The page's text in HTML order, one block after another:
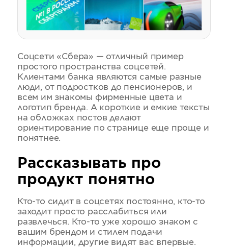
Соцсети «Сбера» — отличный пример
простого пространства соцсетей.
Клиентами банка являются самые разные
люди, от подростков до пенсионеров, и
всем им знакомы фирменные цвета и
логотип бренда. А короткие и емкие тексты
на обложках постов делают
ориентирование по странице еще проще и
понятнее.
Рассказывать про
продукт понятно
Кто-то сидит в соцсетях постоянно, кто-то
заходит просто расслабиться или
развлечься. Кто-то уже хорошо знаком с
вашим брендом и стилем подачи
информации, другие видят вас впервые.